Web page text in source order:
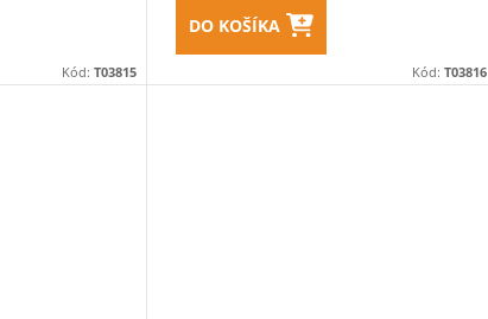
Kód:T03815
DO KOŠÍKA
Kód: T03816